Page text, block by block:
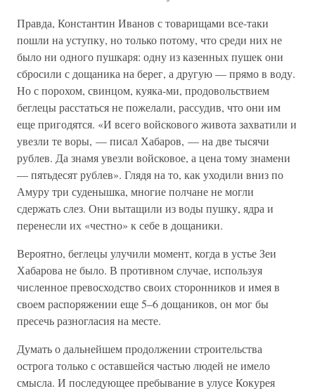
Правда, Константин Иванов с товарищами все-таки
пошли на уступку, но только потому, что среди них не
было ни одного пушкаря: одну из казенных пушек они
сбросили с дощаника на берег, а другую — прямо в воду.
Но с порохом, свинцом, куяка-ми, продовольствием
беглецы расстаться не пожелали, рассудив, что они им
еще пригодятся. «И всего войскового живота захватили и
увезли те воры, — писал Хабаров, — на две тысячи
рублев. Да знамя увезли войсковое, а цена тому знамени
— пятьдесят рублев». Глядя на то, как уходили вниз по
Амуру три суденышка, многие полчане не могли
сдержать слез. Они вытащили из воды пушку, ядра и
перенесли их «честно» к себе в дощаники.
Вероятно, беглецы улучили момент, когда в устье Зеи
Хабарова не было. В противном случае, используя
численное превосходство своих сторонников и имея в
своем распоряжении еще 5–6 дощаников, он мог бы
пресечь разногласия на месте.
Думать о дальнейшем продолжении строительства
острога только с оставшейся частью людей не имело
смысла. И последующее пребывание в улусе Кокурея